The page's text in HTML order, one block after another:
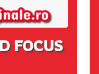
FOCUS